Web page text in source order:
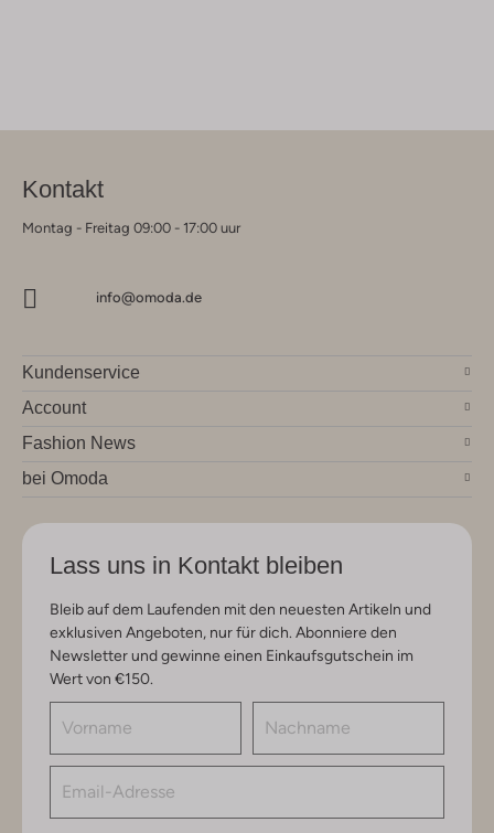
Kontakt
Montag - Freitag 09:00 - 17:00 uur
info@omoda.de
Kundenservice
Account
Fashion News
bei Omoda
Lass uns in Kontakt bleiben
Bleib auf dem Laufenden mit den neuesten Artikeln und
exklusiven Angeboten, nur für dich. Abonniere den
Newsletter und gewinne einen Einkaufsgutschein im
Wert von €150.